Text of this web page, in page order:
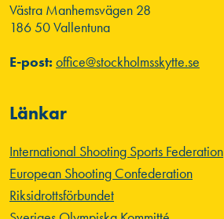
Västra Manhemsvägen 28
186 50 Vallentuna
E-post: office@stockholmsskytte.se
Länkar
International Shooting Sports Federation
European Shooting Confederation
Riksidrottsförbundet